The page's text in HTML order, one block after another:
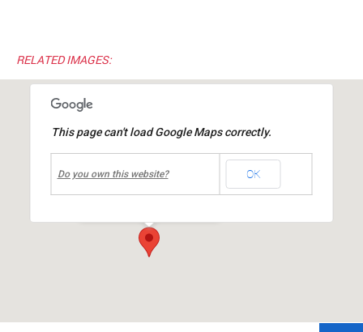
RELATED IMAGES:
Maison des associations
This page can't load Google Maps correctly.
Do you own this website? OK